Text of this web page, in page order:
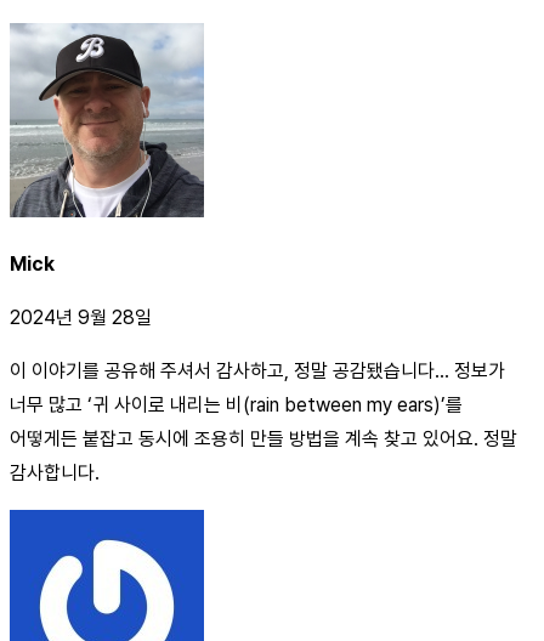
Mick
2024년 9월 28일
이 이야기를 공유해 주셔서 감사하고, 정말 공감됐습니다… 정보가
너무 많고 ‘귀 사이로 내리는 비(rain between my ears)’를
어떻게든 붙잡고 동시에 조용히 만들 방법을 계속 찾고 있어요. 정말
감사합니다.